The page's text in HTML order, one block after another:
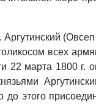
всех
22 марта 1800
этого